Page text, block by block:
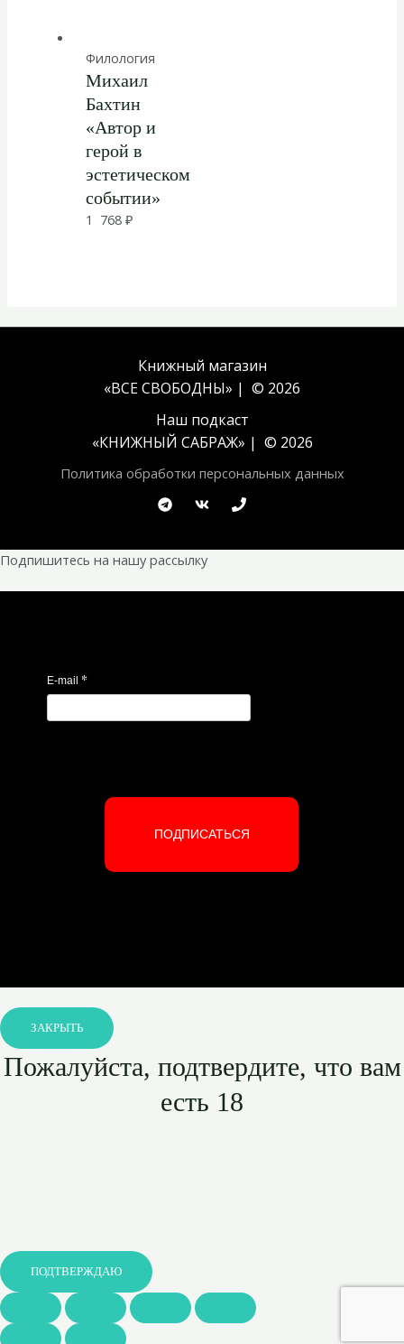
Филология
Михаил
Бахтин
«Автор и
герой в
эстетическом
событии»
1 768₽
Книжный магазин
«ВСЕ СВОБОДНЫ» | © 2026
Наш подкаст
«КНИЖНЫЙ САБРАЖ» | © 2026
Политика обработки персональных данных
Подпишитесь на нашу рассылку
E-mail *
ПОДПИСАТЬСЯ
ЗАКРЫТЬ
Пожалуйста, подтвердите, что вам
есть 18
ПОДТВЕРЖДАЮ